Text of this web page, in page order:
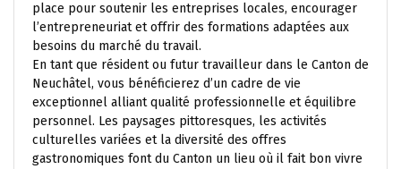
place pour soutenir les entreprises locales, encourager
l’entrepreneuriat et offrir des formations adaptées aux
besoins du marché du travail.
En tant que résident ou futur travailleur dans le Canton de
Neuchâtel, vous bénéficierez d’un cadre de vie
exceptionnel alliant qualité professionnelle et équilibre
personnel. Les paysages pittoresques, les activités
culturelles variées et la diversité des offres
gastronomiques font du Canton un lieu où il fait bon vivre